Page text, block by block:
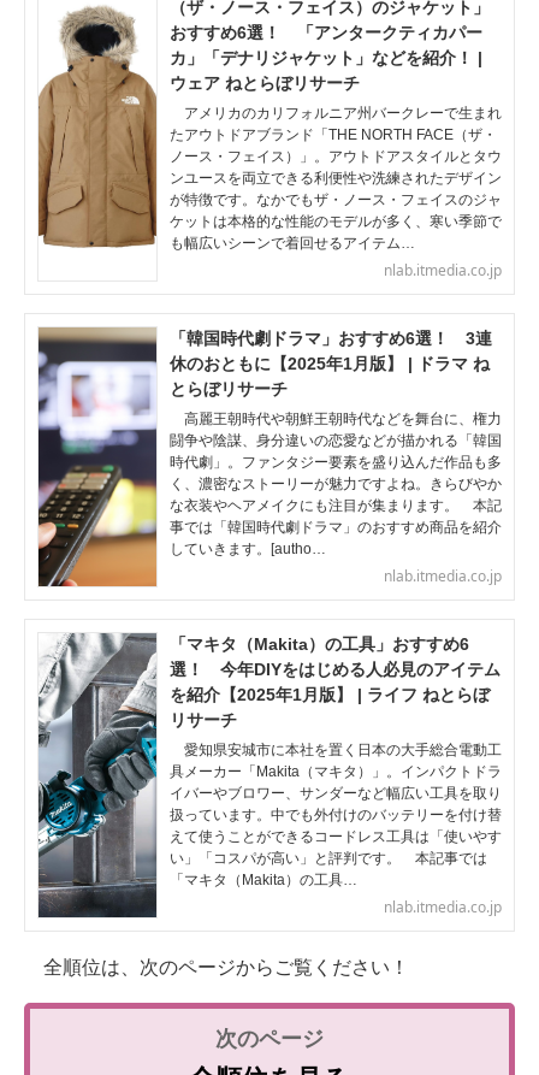
（ザ・ノース・フェイス）のジャケット」
おすすめ6選！ 「アンタークティカパー
カ」「デナリジャケット」などを紹介！ |
ウェア ねとらぼリサーチ
アメリカのカリフォルニア州バークレーで生まれ
たアウトドアブランド「THE NORTH FACE（ザ・
ノース・フェイス）」。アウトドアスタイルとタウ
ンユースを両立できる利便性や洗練されたデザイン
が特徴です。なかでもザ・ノース・フェイスのジャ
ケットは本格的な性能のモデルが多く、寒い季節で
も幅広いシーンで着回せるアイテム…
nlab.itmedia.co.jp
「韓国時代劇ドラマ」おすすめ6選！ 3連
休のおともに【2025年1月版】 | ドラマ ね
とらぼリサーチ
高麗王朝時代や朝鮮王朝時代などを舞台に、権力
闘争や陰謀、身分違いの恋愛などが描かれる「韓国
時代劇」。ファンタジー要素を盛り込んだ作品も多
く、濃密なストーリーが魅力ですよね。きらびやか
な衣装やヘアメイクにも注目が集まります。 本記
事では「韓国時代劇ドラマ」のおすすめ商品を紹介
していきます。[autho…
nlab.itmedia.co.jp
「マキタ（Makita）の工具」おすすめ6
選！ 今年DIYをはじめる人必見のアイテム
を紹介【2025年1月版】 | ライフ ねとらぼ
リサーチ
愛知県安城市に本社を置く日本の大手総合電動工
具メーカー「Makita（マキタ）」。インパクトドラ
イバーやブロワー、サンダーなど幅広い工具を取り
扱っています。中でも外付けのバッテリーを付け替
えて使うことができるコードレス工具は「使いやす
い」「コスパが高い」と評判です。 本記事では
「マキタ（Makita）の工具…
nlab.itmedia.co.jp
全順位は、次のページからご覧ください！